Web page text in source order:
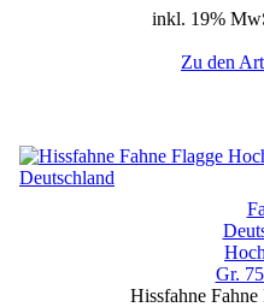
inkl. 19%
Zu den
Gr.
Hissfahne